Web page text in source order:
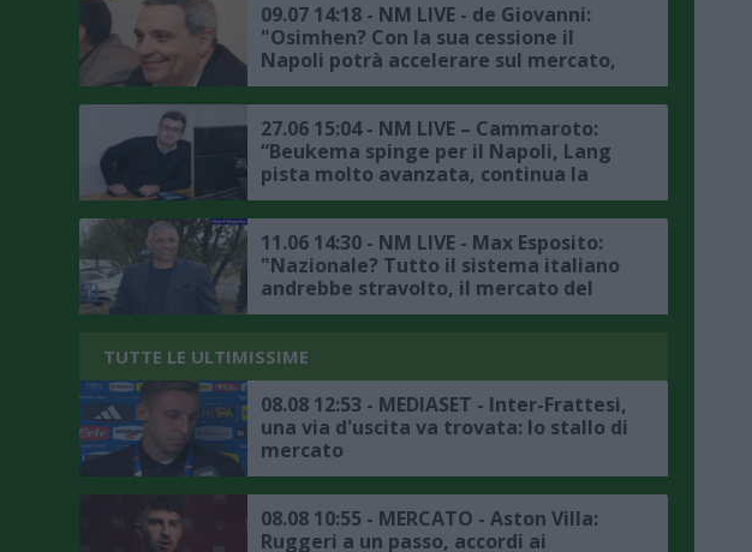
09.07 14:18 - NM LIVE - de Giovanni:
"Osimhen? Con la sua cessione il
Napoli potrà accelerare sul mercato,
potendo scegliere punterei su Nunez
e Lookman, gli azzurri saranno i
favoriti per lo scudetto, non bisogna
nascondersi"
27.06 15:04 - NM LIVE – Cammaroto:
“Beukema spinge per il Napoli, Lang
pista molto avanzata, continua la
trattativa per Nunez, Neres nel
mirino di Milan e Arabia Saudita ma è
incedibile, le ultime su Osimhen,
Raspadori e il mercato in uscita”
11.06 14:30 - NM LIVE - Max Esposito:
"Nazionale? Tutto il sistema italiano
andrebbe stravolto, il mercato del
Napoli è vivo, il club sta mantenendo
Occhio anche al futuro di Luciano
Spalletti, potrebbe seguirlo"
TUTTE LE ULTIMISSIME
08.08 12:53 - MEDIASET - Inter-Frattesi,
una via d'uscita va trovata: lo stallo di
mercato
08.08 10:55 - MERCATO - Aston Villa:
Ruggeri a un passo, accordi ai